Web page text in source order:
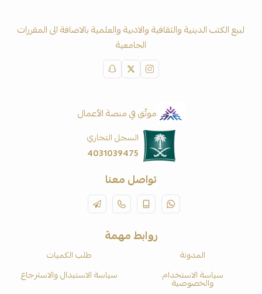
لبيع الكتب الدينية والثقافية والادبية والعلمية بالاضافة الى المقررات
الجامعية
موثّق في منصة الأعمال
السجل التجاري
4031039475
تواصل معنا
روابط مهمة
المدونة
طلب الكميات
سياسة الاستخدام
والخصوصية
سياسة الاستبدال والاسترجاع